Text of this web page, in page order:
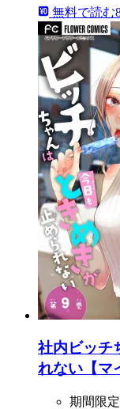
無料で読む
社内ビッチ
れない【マ
期間限